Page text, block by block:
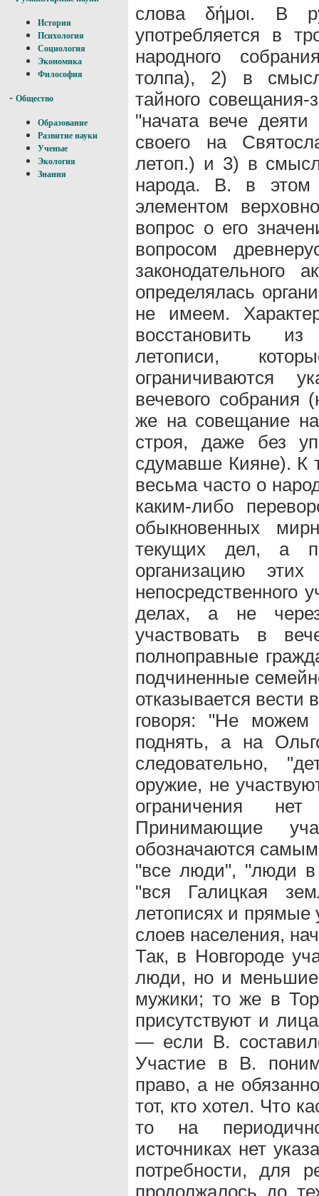
История
Психология
Социология
Экономика
Философия
- Общество
Образование
Развитие науки
Ученые
Экология
Знания
слова δήμοι. Β
употребляется в
народного
толпа), 2) в
тайного совещания-
"начата вече
своего на
летоп.) и 3) в
народа. В. в этом
элементом
вопрос о его
вопросом
определялась
не имеем.
восстановить из
летописи,
ограничиваются
вечевого собрания
же на совещание
строя, даже без
сдумавше Кияне). К
весьма часто о
каким-либо
обыкновенных
текущих дел, а
организацию
непосредственного
делах, а не
участвовать в
полноправные
подчиненные
отказывается вести
говоря: "Не можем
поднять, а на
следовательно,
оружие, не
ограничения
Принимающие
обозначаются
"все люди", "люди в
"вся Галицкая
летописях и прямые
слоев населения,
Так, в Новгороде
люди, но и
мужики; то же в
присутствуют и
— если В.
Участие в В.
право, а не
тот, кто хотел. Что
то на
источниках нет
потребности, для
продолжалось до